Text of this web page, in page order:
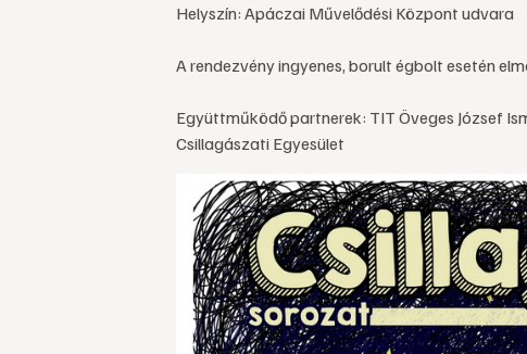
Helyszín: Apáczai Művelődési Központ udvara
A rendezvény ingyenes, borult égbolt esetén
Együttműködő partnerek: TIT Öveges József
Csillagászati Egyesület